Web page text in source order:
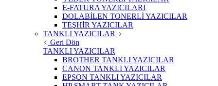
E-FATURA YAZICILARI
DOLABİLEN TONERLİ YAZICILAR
TEŞHİR YAZICILAR
TANKLI YAZICILAR
Geri Dön
TANKLI YAZICILAR
BROTHER TANKLI YAZICILAR
CANON TANKLI YAZICILAR
EPSON TANKLI YAZICILAR